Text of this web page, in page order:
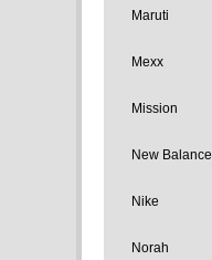
Maruti
Mexx
Mission
New Balance
Nike
Norah